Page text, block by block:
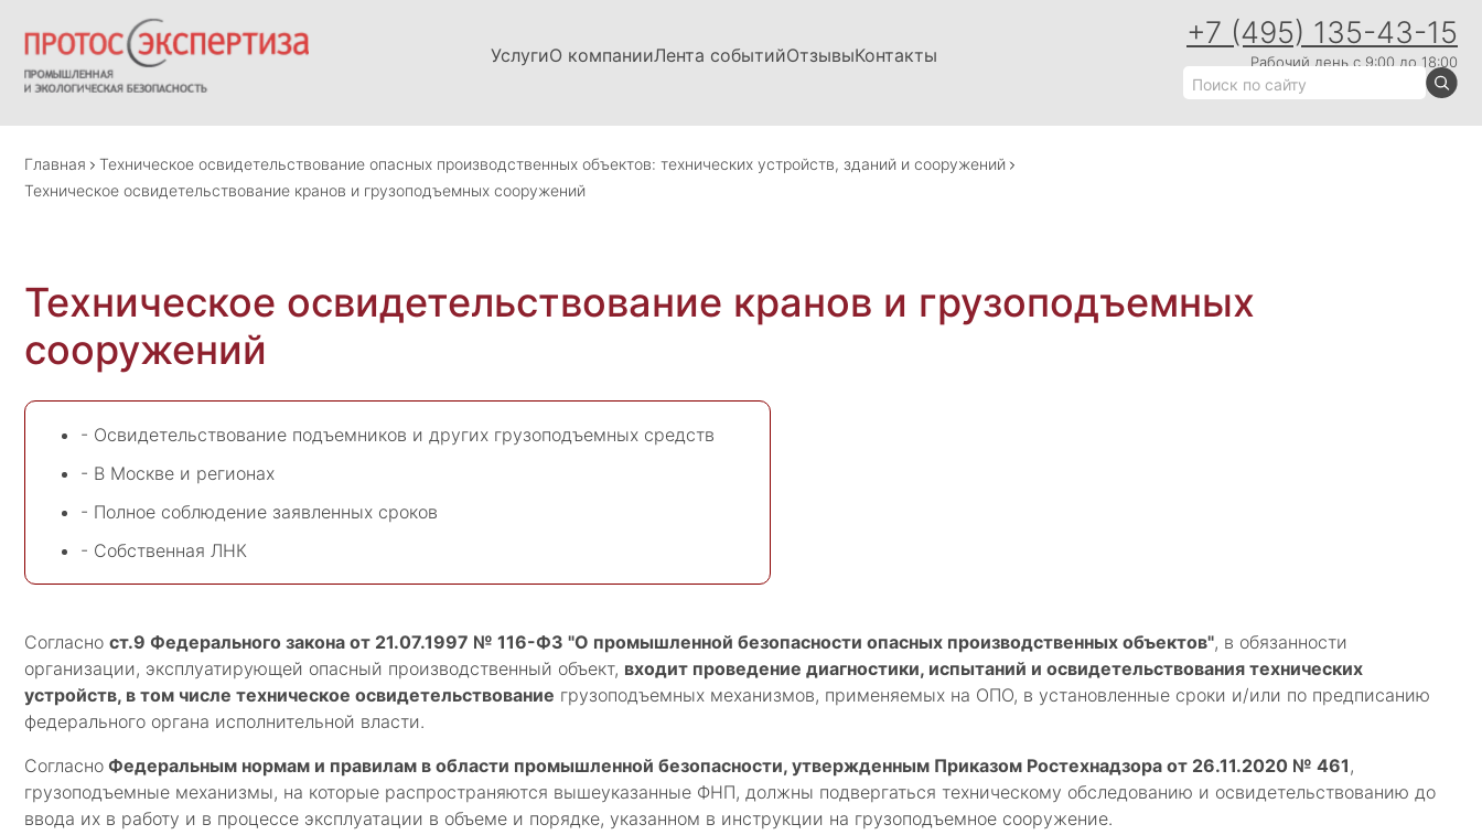
УслугиО компанииЛента событийОтзывыКонтакты
+7 (495) 135-43-15
Рабочий день с 9:00 до 18:00
Главная
Техническое освидетельствование опасных производственных объектов: технических устройств, зданий и сооружений
Техническое освидетельствование кранов и грузоподъемных сооружений
Техническое освидетельствование кранов и грузоподъемных
сооружений
- Освидетельствование подъемников и других грузоподъемных средств
- В Москве и регионах
- Полное соблюдение заявленных сроков
- Собственная ЛНК
Согласно ст.9 Федерального закона от 21.07.1997 № 116-ФЗ "О промышленной безопасности опасных производственных объектов", в обязанности
организации, эксплуатирующей опасный производственный объект, входит проведение диагностики, испытаний и освидетельствования технических
устройств, в том числе техническое освидетельствование грузоподъемных механизмов, применяемых на ОПО, в установленные сроки и/или по предписанию
федерального органа исполнительной власти.
Согласно Федеральным нормам и правилам в области промышленной безопасности, утвержденным Приказом Ростехнадзора от 26.11.2020 № 461,
грузоподъемные механизмы, на которые распространяются вышеуказанные ФНП, должны подвергаться техническому обследованию и освидетельствованию до
ввода их в работу и в процессе эксплуатации в объеме и порядке, указанном в инструкции на грузоподъемное сооружение.